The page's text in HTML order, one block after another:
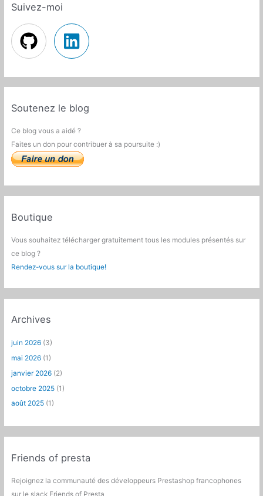
Suivez-moi
Soutenez le blog
Ce blog vous a aidé ?
Faites un don pour contribuer à sa poursuite :)
Boutique
Vous souhaitez télécharger gratuitement tous les modules présentés sur
ce blog ?
Rendez-vous sur la boutique!
Archives
juin 2026 (3)
mai 2026 (1)
janvier 2026 (2)
octobre 2025 (1)
août 2025 (1)
Friends of presta
Rejoignez la communauté des développeurs Prestashop francophones
sur le slack Friends of Presta